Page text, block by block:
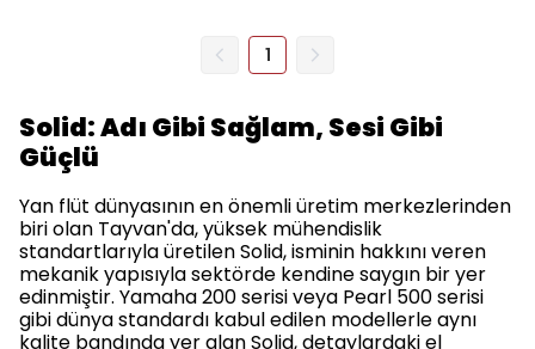
1
Solid: Adı Gibi Sağlam, Sesi Gibi
Güçlü
Yan flüt dünyasının en önemli üretim merkezlerinden
biri olan Tayvan'da, yüksek mühendislik
standartlarıyla üretilen Solid, isminin hakkını veren
mekanik yapısıyla sektörde kendine saygın bir yer
edinmiştir. Yamaha 200 serisi veya Pearl 500 serisi
gibi dünya standardı kabul edilen modellerle aynı
kalite bandında yer alan Solid, detaylardaki el